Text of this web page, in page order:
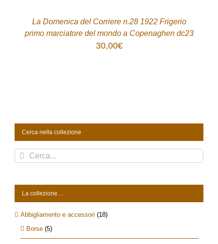
La Domenica del Corriere n.28 1922 Frigerio
primo marciatore del mondo a Copenaghen dc23
30,00€
Cerca nella collezione
Cerca
per:
La collezione…
Abbigliamento e accessori (18)
Borse (5)